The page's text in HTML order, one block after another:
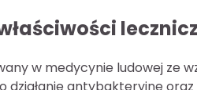
w medycynie ludowej ze